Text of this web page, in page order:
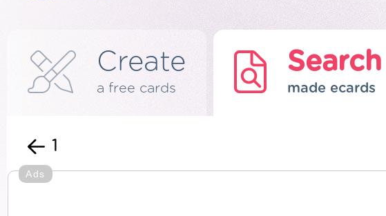
Create
a free cards
Search
made ecards
1
Ads